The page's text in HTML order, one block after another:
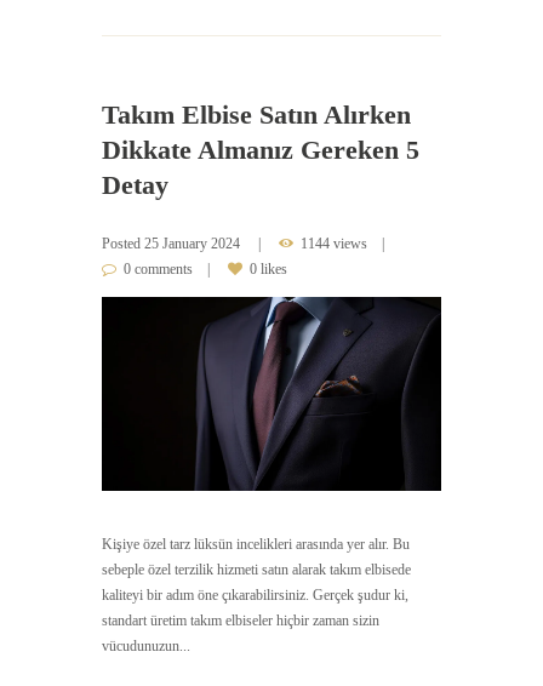
Takım Elbise Satın Alırken
Dikkate Almanız Gereken 5
Detay
Posted 25 January 2024
1144 views
0 comments
0 likes
Kişiye özel tarz lüksün incelikleri arasında yer alır. Bu
sebeple özel terzilik hizmeti satın alarak takım elbisede
kaliteyi bir adım öne çıkarabilirsiniz. Gerçek şudur ki,
standart üretim takım elbiseler hiçbir zaman sizin
vücudunuzun...